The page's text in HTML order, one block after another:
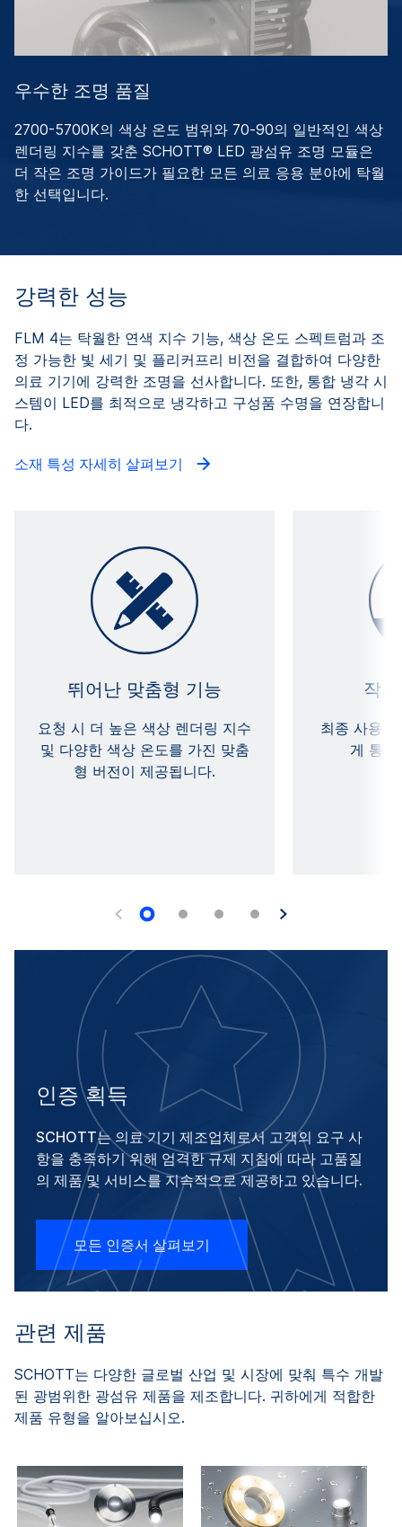
우수한 조명 품질
2700-5700K의 색상 온도 범위와 70-90의 일반적인 색상
렌더링 지수를 갖춘 SCHOTT® LED 광섬유 조명 모듈은
더 작은 조명 가이드가 필요한 모든 의료 응용 분야에 탁월
한 선택입니다.
강력한 성능
FLM 4는 탁월한 연색 지수 기능, 색상 온도 스펙트럼과 조
정 가능한 빛 세기 및 플리커프리 비전을 결합하여 다양한
의료 기기에 강력한 조명을 선사합니다. 또한, 통합 냉각 시
스템이 LED를 최적으로 냉각하고 구성품 수명을 연장합니
다.
소재 특성 자세히 살펴보기
뛰어난 맞춤형 기능
요청 시 더 높은 색상 렌더링 지수
및 다양한 색상 온도를 가진 맞춤
형 버전이 제공됩니다.
작
최종 사용
게 통합
인증 획득
SCHOTT는 의료 기기 제조업체로서 고객의 요구 사
항을 충족하기 위해 엄격한 규제 지침에 따라 고품질
의 제품 및 서비스를 지속적으로 제공하고 있습니다.
모든 인증서 살펴보기
관련 제품
SCHOTT는 다양한 글로벌 산업 및 시장에 맞춰 특수 개발
된 광범위한 광섬유 제품을 제조합니다. 귀하에게 적합한
제품 유형을 알아보십시오.